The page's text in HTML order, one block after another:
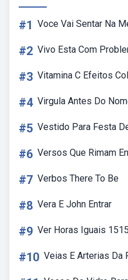
#1 Voce Vai Sentar Na
#2 Vivo Esta Com
#3 Vitamina C Efeitos
#4 Virgula Antes Do
#5 Vestido Para Festa
#6 Versos Que Rimam
#7 Verbos There To Be
#8 Vera E John Entrar
#9 Ver Horas Iguais 1515
#10 Veias E Arterias Da